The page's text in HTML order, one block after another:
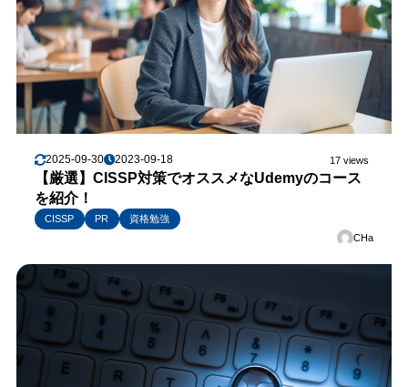
2025-09-30 2023-09-18 17 views
【厳選】CISSP対策でオススメなUdemyのコース
を紹介！
CISSP PR
資格勉強
CHa